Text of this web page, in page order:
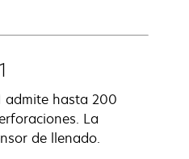
admite hasta 200
La
de llenado.